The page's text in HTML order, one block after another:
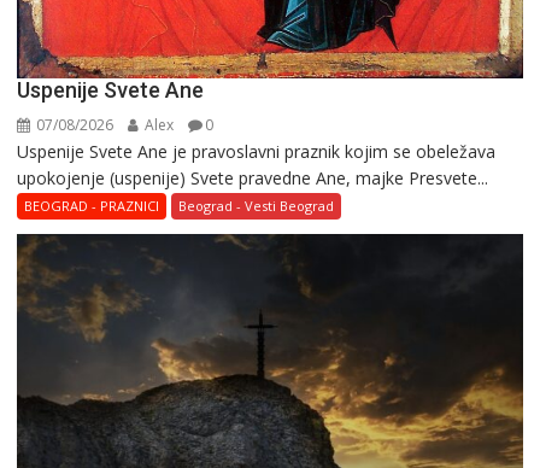
Uspenije Svete Ane
07/08/2026 Alex 0
Uspenije Svete Ane je pravoslavni praznik kojim se obeležava
upokojenje (uspenije) Svete pravedne Ane, majke Presvete...
BEOGRAD - PRAZNICI Beograd - Vesti Beograd